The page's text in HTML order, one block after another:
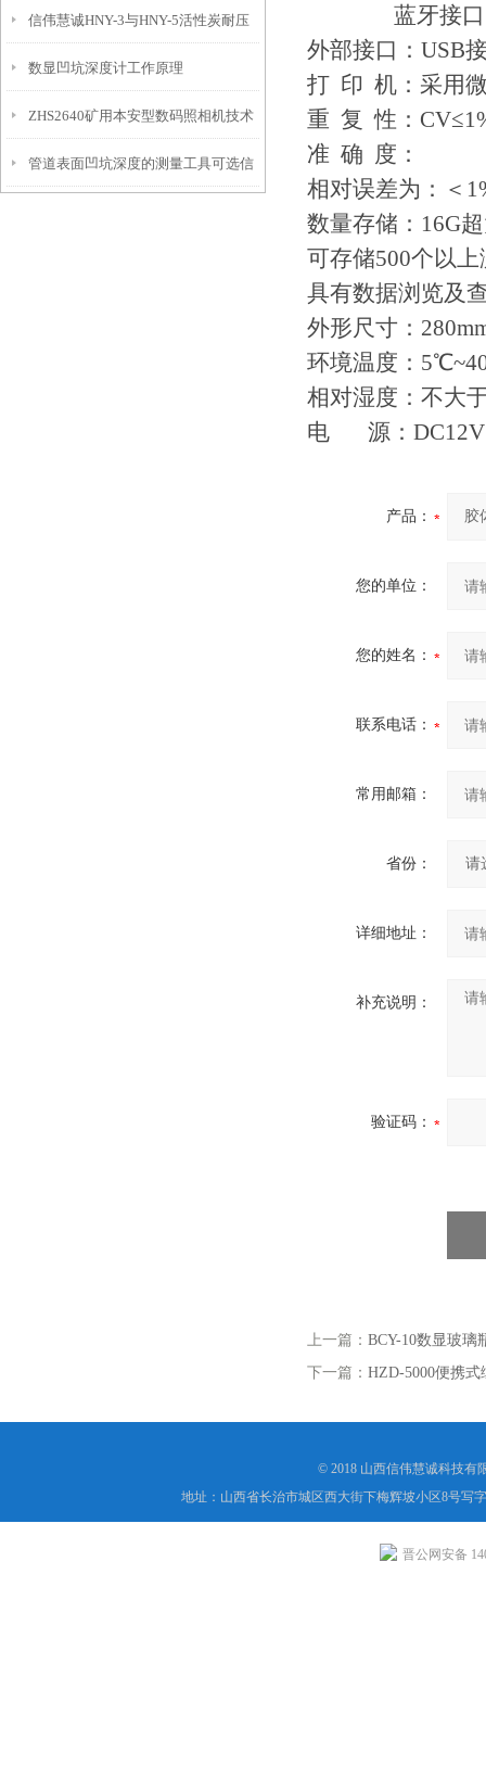
免测试过程中测针移动导致数据变动
信伟慧诚HNY-3与HNY-5活性炭耐压
强度测定仪技术参数！
数显凹坑深度计工作原理
ZHS2640矿用本安型数码照相机技术
参数！
管道表面凹坑深度的测量工具可选信
蓝牙接口
外部接口：USB
打 印 机：采用
重 复 性：
准 确 度：
相对误差为：＜
数量存储：16G
可存储500个以
具有数据浏览及
外形尺寸：
环境温度：
相对湿度：不大
电 源：DC12V
产品：
您的单位：
您的姓名：
联系电话：
常用邮箱：
省份：
详细地址：
补充说明：
验证码：
上一篇： BCY-10数显玻璃
下一篇： HZD-5000便携
© 2018 山西信伟慧诚科技有
地址：山西省长治市城区西大街下梅辉坡小区8号写
晋公网安备